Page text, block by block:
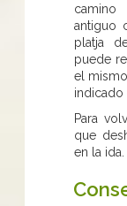
antiguo
platja
puede
el
indicado
Para
que
en la ida.